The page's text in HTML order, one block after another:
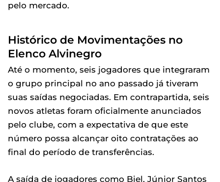
pelo mercado.
Histórico de Movimentações no
Elenco Alvinegro
Até o momento, seis jogadores que integraram
o grupo principal no ano passado já tiveram
suas saídas negociadas. Em contrapartida, seis
novos atletas foram oficialmente anunciados
pelo clube, com a expectativa de que este
número possa alcançar oito contratações ao
final do período de transferências.
A saída de jogadores como Biel, Júnior Santos